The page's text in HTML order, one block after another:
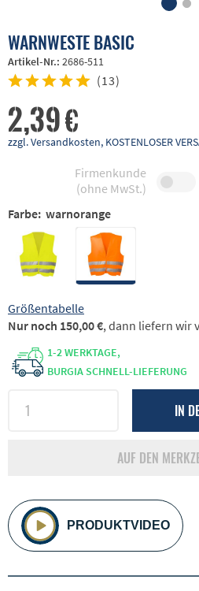
WARNWESTE BASIC
Artikel-Nr.: 2686-511
(13)
2,39 €
zzgl. Versandkosten, KOSTENLOSER
Firmenkunde
(ohne MwSt.)
Farbe: warnorange
Größentabelle
1-2 WERKTAGE,
BURGIA SCHNELL-LIEFERUNG
IN
AUF DEN
PRODUKTVIDEO
Nur noch 150,00 €, dann liefern wir